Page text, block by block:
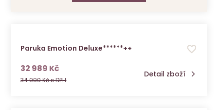
Paruka Emotion Deluxe******++
32 989 Kč
34 990 Kč s DPH
Detail zboží